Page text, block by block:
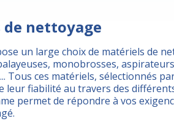
nettoyage
un large choix de matériels de
monobrosses,
Tous ces matériels, sélectionnés
leur fiabilité au travers des
permet de répondre à vos